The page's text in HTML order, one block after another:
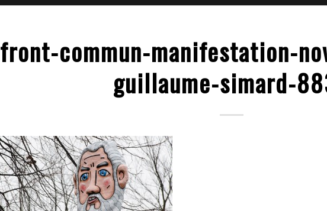
front-commun-manifestation-
guillaume-simard-